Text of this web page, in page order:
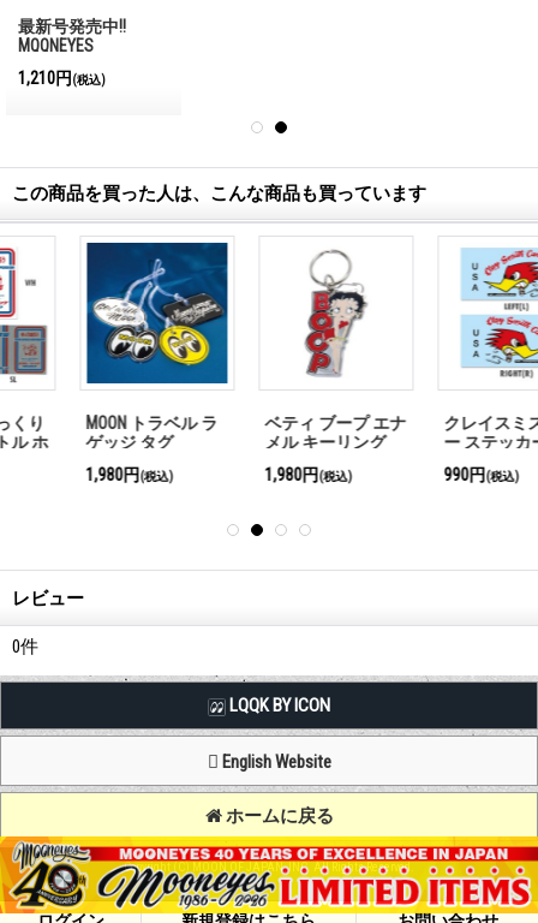
最新号発売中!!
MQQNEYES
Magazine No.28 2026
1,210円 (税込)
この商品を買った人は、こんな商品も買っています
MOON トラベル ラ
ゲッジ タグ
(税込)
ベティ ブープ エナ
メル キーリング
(税込)
クレイスミス カラ
ー ステッカー
(税込)
レビュー
0件
LQQK BY ICON
English Website
ホームに戻る
Copyright (C) MOON OF JAPAN, INC. All Rights Reserved.